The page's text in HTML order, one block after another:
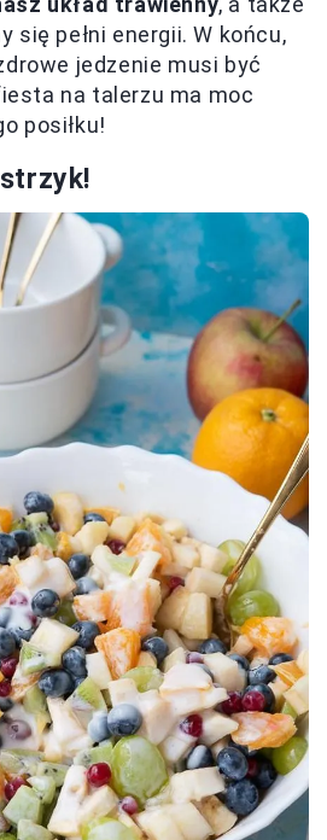
się pełni energii. W końcu,
jedzenie musi być
na talerzu ma moc
posiłku!